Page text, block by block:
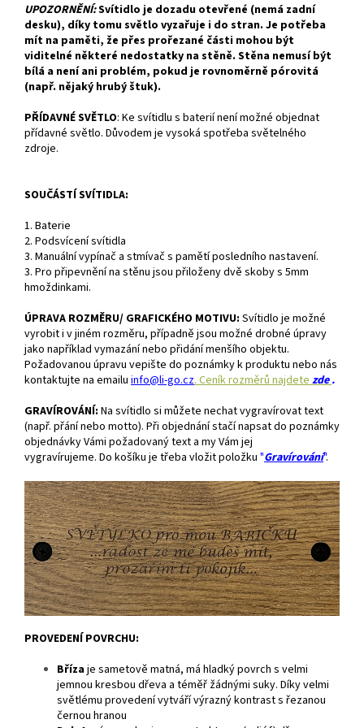
UPOZORNĚNÍ:Svítidlo je dozadu otevřené (nemá zadní
desku), díky tomu světlo vyzařuje i do stran. Je potřeba
mít na paměti, že přes prořezané části mohou být
viditelné některé nedostatky na stěně. Stěna nemusí být
bílá a není ani problém, pokud je rovnoměrně pórovitá
(např. nějaký hrubý štuk).
PŘÍDAVNÉ SVĚTLO: Ke svítidlu s baterií není možné objednat
přídavné světlo. Důvodem je vysoká spotřeba světelného
zdroje.
SOUČÁSTÍ SVÍTIDLA:
1. Baterie
2. Podsvícení svítidla
3. Manuální vypínač a stmívač s pamětí posledního nastavení.
3. Pro připevnění na stěnu jsou přiloženy dvě skoby s 5mm
hmoždinkami.
ÚPRAVA ROZMĚRU/ GRAFICKÉHO MOTIVU: Svítidlo je možné
vyrobit i v jiném rozměru, případně jsou možné drobné úpravy
jako například vymazání nebo přidání menšího objektu.
Požadovanou úpravu vepište do poznámky k produktu nebo nás
kontaktujte na emailu info@li-go.cz. Ceník rozměrů najdete zde .
GRAVÍROVÁNÍ: Na svítidlo si můžete nechat vygravírovat text
(např. přání nebo motto). Při objednání stačí napsat do poznámky
objednávky Vámi požadovaný text a my Vám jej
vygravírujeme. Do košíku je třeba vložit položku "Gravírování".
PROVEDENÍ POVRCHU:
Břízaje sametově matná, má hladký povrch s velmi
jemnou kresbou dřeva a téměř žádnými suky. Díky velmi
světlému provedení vytváří výrazný kontrast s řezanou
černou hranou